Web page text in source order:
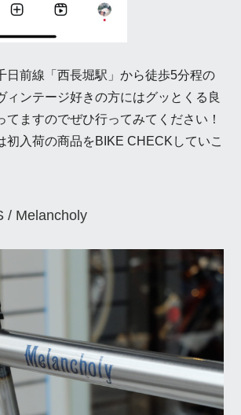
日前線「西長堀駅」から徒歩5分程の
ィンテージ好きの方にはグッとくる良
てますのでぜひ行ってみてください！
初入荷の商品をBIKE CHECKしていこ
/ Melancholy